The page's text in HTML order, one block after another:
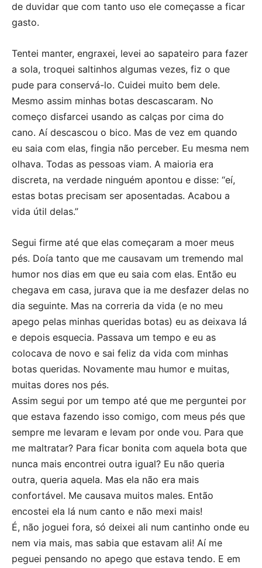
de duvidar que com tanto uso ele começasse a ficar
gasto.
Tentei manter, engraxei, levei ao sapateiro para fazer
a sola, troquei saltinhos algumas vezes, fiz o que
pude para conservá-lo. Cuidei muito bem dele.
Mesmo assim minhas botas descascaram. No
começo disfarcei usando as calças por cima do
cano. Aí descascou o bico. Mas de vez em quando
eu saia com elas, fingia não perceber. Eu mesma nem
olhava. Todas as pessoas viam. A maioria era
discreta, na verdade ninguém apontou e disse: “eí,
estas botas precisam ser aposentadas. Acabou a
vida útil delas.”
Segui firme até que elas começaram a moer meus
pés. Doía tanto que me causavam um tremendo mal
humor nos dias em que eu saia com elas. Então eu
chegava em casa, jurava que ia me desfazer delas no
dia seguinte. Mas na correria da vida (e no meu
apego pelas minhas queridas botas) eu as deixava lá
e depois esquecia. Passava um tempo e eu as
colocava de novo e sai feliz da vida com minhas
botas queridas. Novamente mau humor e muitas,
muitas dores nos pés.
Assim segui por um tempo até que me perguntei por
que estava fazendo isso comigo, com meus pés que
sempre me levaram e levam por onde vou. Para que
me maltratar? Para ficar bonita com aquela bota que
nunca mais encontrei outra igual? Eu não queria
outra, queria aquela. Mas ela não era mais
confortável. Me causava muitos males. Então
encostei ela lá num canto e não mexi mais!
É, não joguei fora, só deixei ali num cantinho onde eu
nem via mais, mas sabia que estavam ali! Aí me
peguei pensando no apego que estava tendo. E em